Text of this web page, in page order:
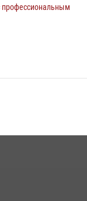
профессиональным
Центрального